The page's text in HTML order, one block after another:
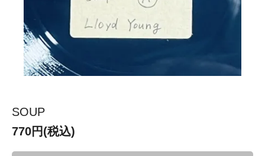
SOUP
770円(税込)